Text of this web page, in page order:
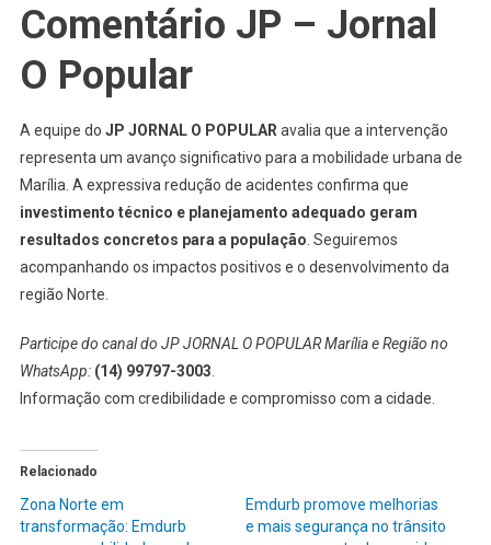
Comentário JP – Jornal
O Popular
A equipe do JP JORNAL O POPULAR avalia que a intervenção
representa um avanço significativo para a mobilidade urbana de
Marília. A expressiva redução de acidentes confirma que
investimento técnico e planejamento adequado geram
resultados concretos para a população . Seguiremos
acompanhando os impactos positivos e o desenvolvimento da
região Norte.
Participe do canal do JP JORNAL O POPULAR Marília e Região no
WhatsApp: (14) 99797-3003
Informação com credibilidade e compromisso com a cidade.
Relacionado
Zona Norte em
transformação: Emdurb
Emdurb promove melhorias
e mais segurança no trânsito